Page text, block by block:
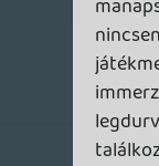
a dead
címhez.
axl
Stadia HUN